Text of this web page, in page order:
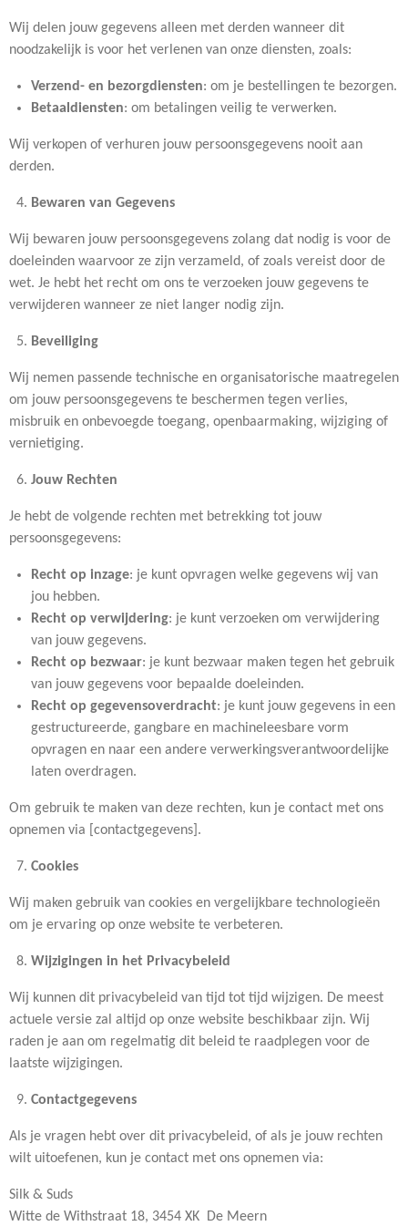
Wij delen jouw gegevens alleen met derden wanneer dit
noodzakelijk is voor het verlenen van onze diensten, zoals:
Verzend- en bezorgdiensten: om je bestellingen te bezorgen.
Betaaldiensten: om betalingen veilig te verwerken.
Wij verkopen of verhuren jouw persoonsgegevens nooit aan
derden.
Bewaren van Gegevens
Wij bewaren jouw persoonsgegevens zolang dat nodig is voor de
doeleinden waarvoor ze zijn verzameld, of zoals vereist door de
wet. Je hebt het recht om ons te verzoeken jouw gegevens te
verwijderen wanneer ze niet langer nodig zijn.
Beveiliging
Wij nemen passende technische en organisatorische maatregelen
om jouw persoonsgegevens te beschermen tegen verlies,
misbruik en onbevoegde toegang, openbaarmaking, wijziging of
vernietiging.
Jouw Rechten
Je hebt de volgende rechten met betrekking tot jouw
persoonsgegevens:
Recht op inzage: je kunt opvragen welke gegevens wij van
jou hebben.
Recht op verwijdering: je kunt verzoeken om verwijdering
van jouw gegevens.
Recht op bezwaar: je kunt bezwaar maken tegen het gebruik
van jouw gegevens voor bepaalde doeleinden.
Recht op gegevensoverdracht: je kunt jouw gegevens in een
gestructureerde, gangbare en machineleesbare vorm
opvragen en naar een andere verwerkingsverantwoordelijke
laten overdragen.
Om gebruik te maken van deze rechten, kun je contact met ons
opnemen via [contactgegevens].
Cookies
Wij maken gebruik van cookies en vergelijkbare technologieën
om je ervaring op onze website te verbeteren.
Wijzigingen in het Privacybeleid
Wij kunnen dit privacybeleid van tijd tot tijd wijzigen. De meest
actuele versie zal altijd op onze website beschikbaar zijn. Wij
raden je aan om regelmatig dit beleid te raadplegen voor de
laatste wijzigingen.
Contactgegevens
Als je vragen hebt over dit privacybeleid, of als je jouw rechten
wilt uitoefenen, kun je contact met ons opnemen via:
Silk & Suds
Witte de Withstraat 18, 3454 XK De Meern